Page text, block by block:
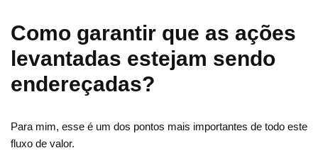
Como garantir que as ações
levantadas estejam sendo
endereçadas?
Para mim, esse é um dos pontos mais importantes de todo este
fluxo de valor.